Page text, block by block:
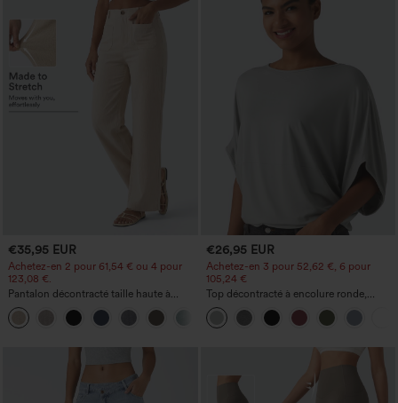
€35,95 EUR
Achetez-en 2 pour 61,54 € ou 4 pour
123,08 €.
Pantalon décontracté taille haute à
jambe droite, effet lin, avec poches
+5
€26,95 EUR
Achetez-en 3 pour 52,62 €, 6 pour
105,24 €
Top décontracté à encolure ronde,
manches chauve-souris et coupe ample